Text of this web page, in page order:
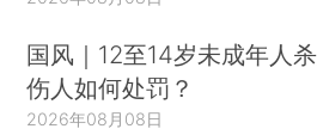
国风｜12至14岁未成年人
伤人如何处罚？
2026年08月08日